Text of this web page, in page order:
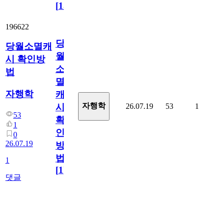
[15
196622
당월소멸캐
시 확인방
법
자행학
53
1
0
26.07.19
1
댓글
당
월
소
멸
캐
시
확
인
방
법
[1]
자행학 26.07.19 53 1